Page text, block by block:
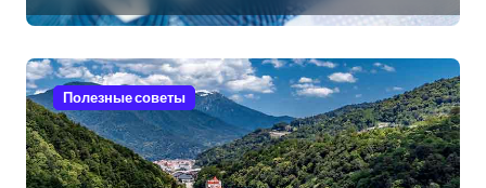
Полезные советы